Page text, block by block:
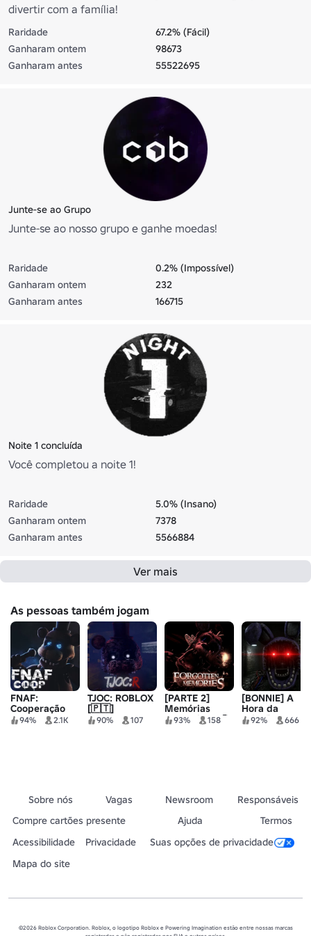
divertir com a família!
Raridade
67.2% (Fácil)
Ganharam ontem
98673
Ganharam antes
55522695
Junte-se ao Grupo
Junte-se ao nosso grupo e ganhe moedas!
Raridade
0.2% (Impossível)
Ganharam ontem
232
Ganharam antes
166715
Noite 1 concluída
Você completou a noite 1!
Raridade
5.0% (Insano)
Ganharam ontem
7378
Ganharam antes
5566884
Ver mais
As pessoas também jogam
FNAF:
Cooperação
94% 2.1K
TJOC: ROBLOX
[🇵🇹]
90% 107
[PARTE 2]
Memórias
Esquecidas 🍕
93% 158
[BONNIE] A
Hora da
Criação
92% 666
Sobre nós Vagas Newsroom
Responsáveis
Compre cartões presente
Ajuda
Termos
Acessibilidade
Privacidade
Suas opções de privacidade
Mapa do site
©2026 Roblox Corporation. Roblox, o logotipo Roblox e Powering Imagination estão entre nossas marcas